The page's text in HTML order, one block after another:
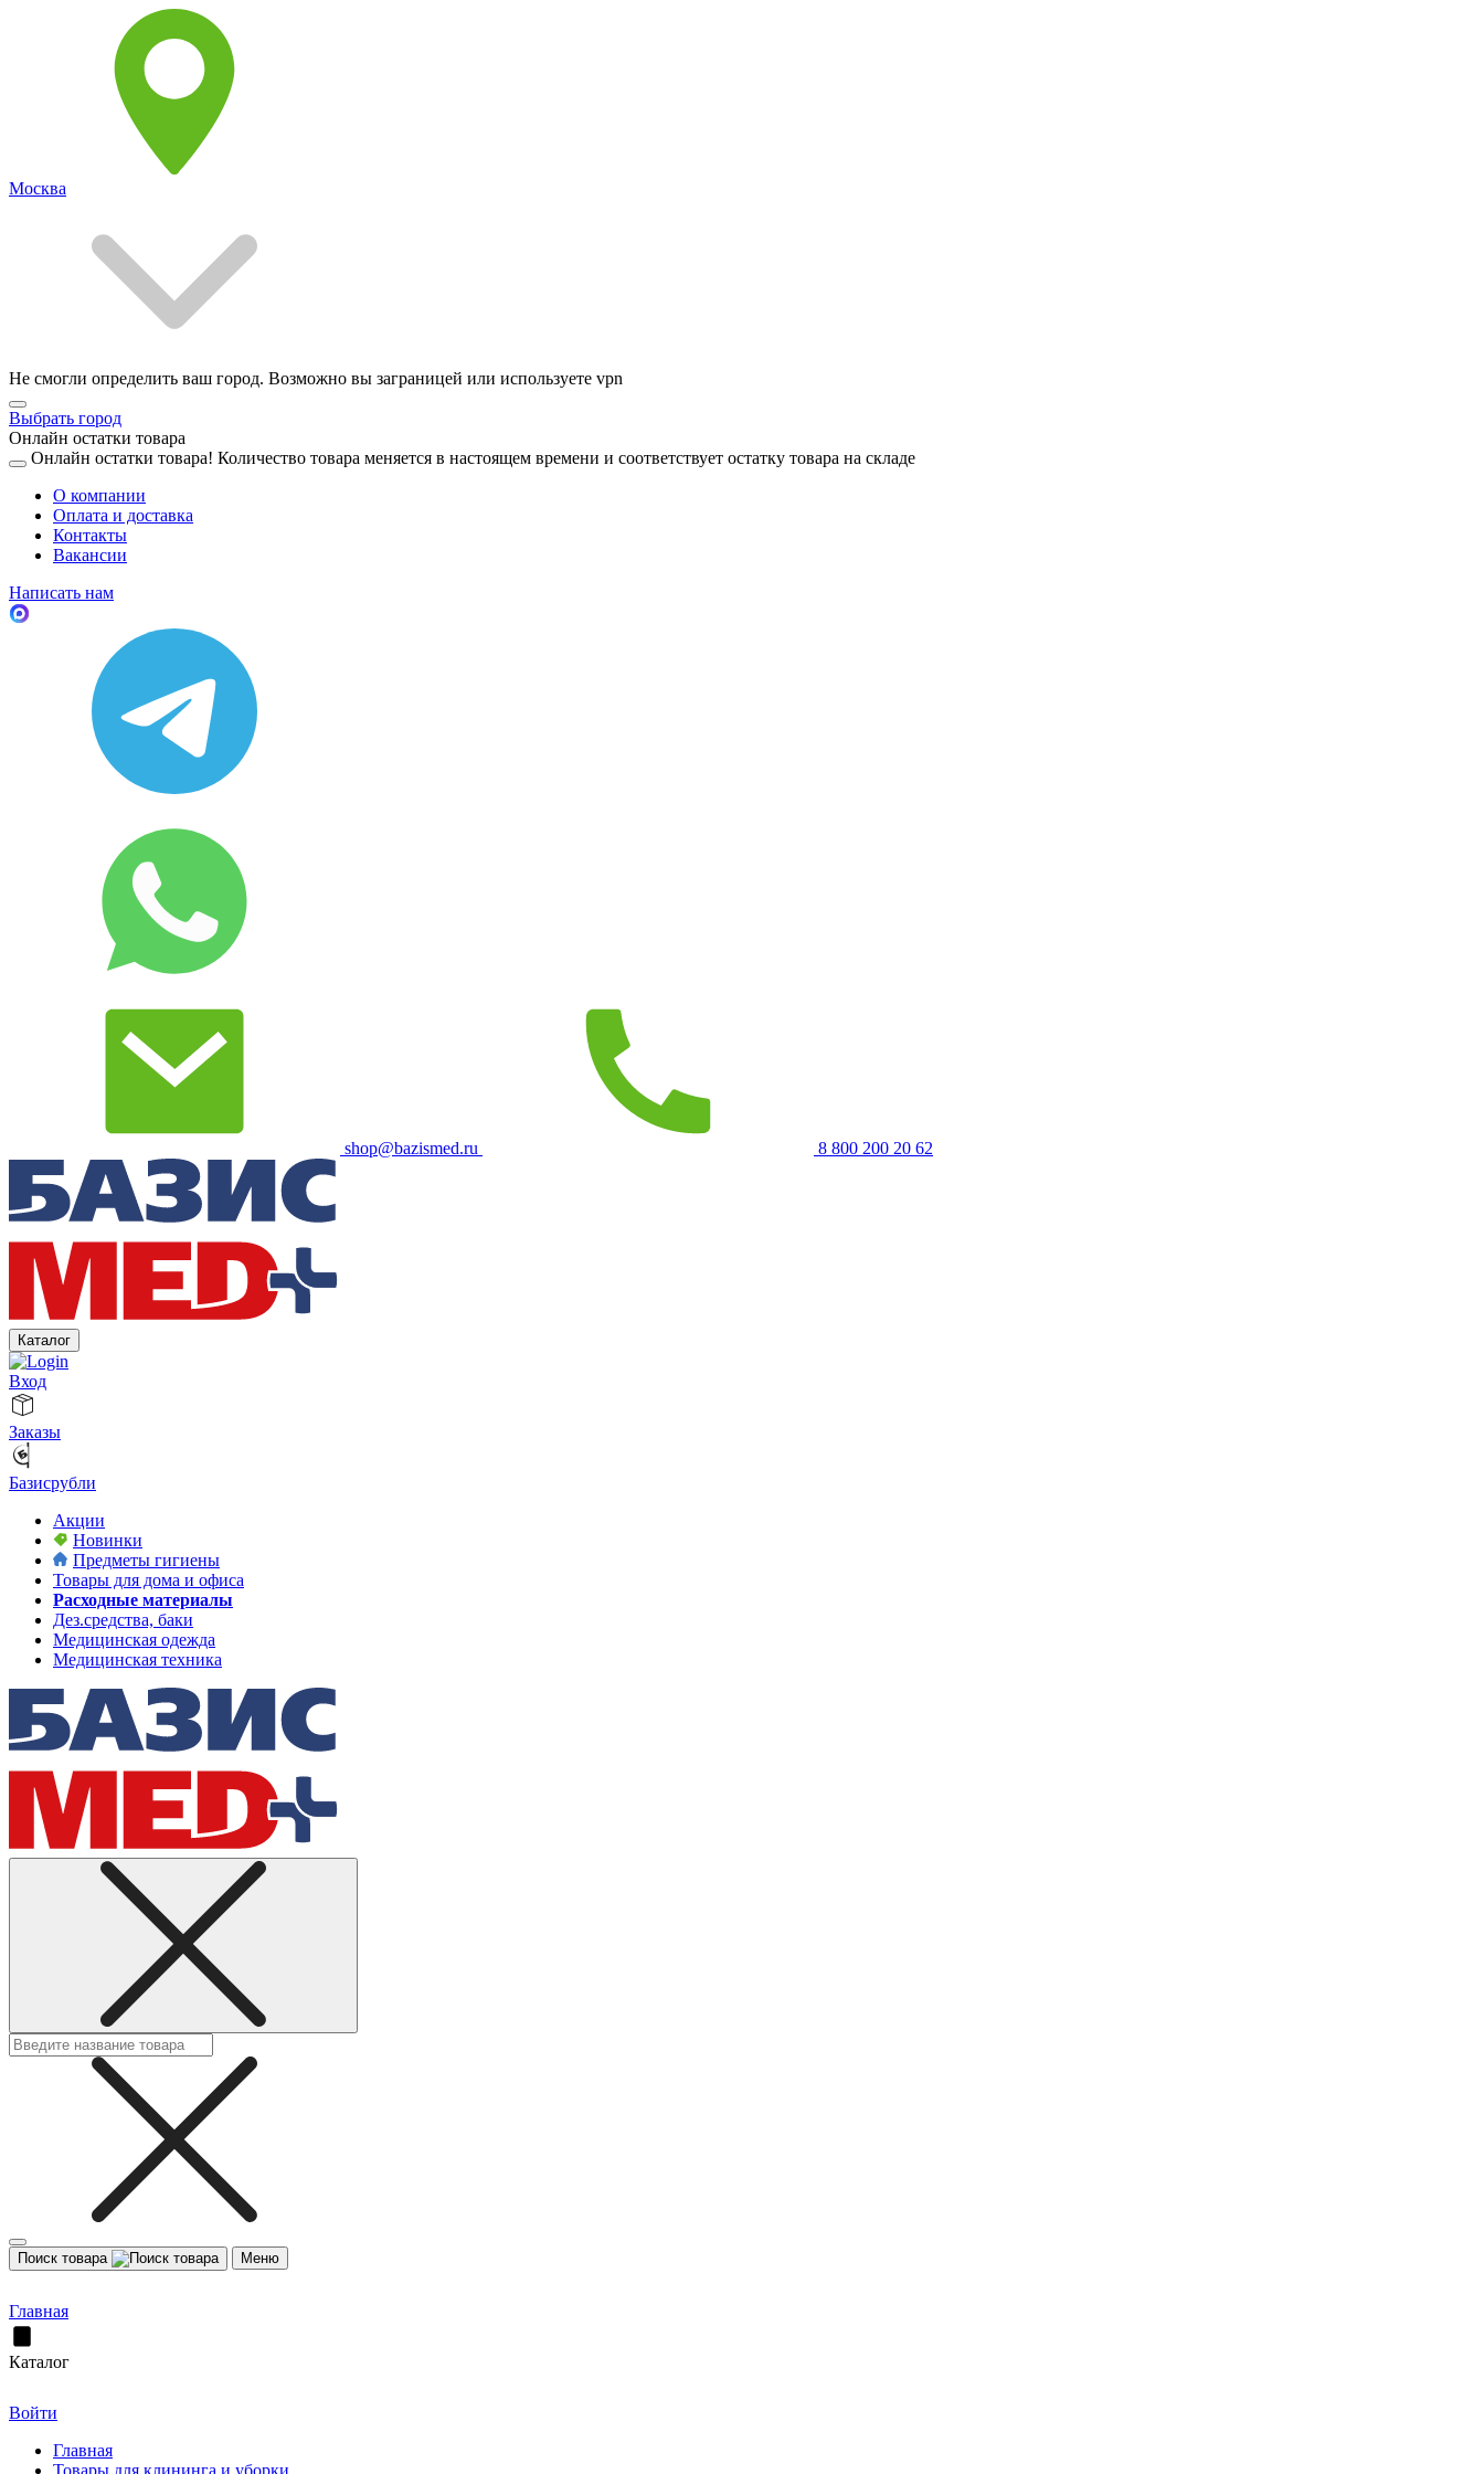
Москва
Не смогли определить ваш город. Возможно вы заграницей или используете vpn
Выбрать город
Онлайн остатки товара
Онлайн остатки товара! Количество товара меняется в настоящем времени и соответствует остатку товара на складе
О компании
Оплата и доставка
Контакты
Вакансии
Написать нам
shop@bazismed.ru 8 800 200 20 62
Каталог
Вход
Заказы
Базисрубли
Акции
Новинки
Предметы гигиены
Товары для дома и офиса
Расходные материалы
Дез.средства, баки
Медицинская одежда
Медицинская техника
Поиск товара Меню
Главная
Каталог
Войти
Главная
Товары для клининга и уборки